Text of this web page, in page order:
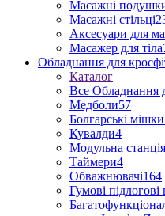
Масажні
Масажні стільці
Аксесуари для
Масажер для тіла
Обладнання для
Каталог
Все Обладнання
Медболи57
Болгарські мішки
Кувалди4
Модульна
Таймери4
Обважнювачі164
Гумові підлогові